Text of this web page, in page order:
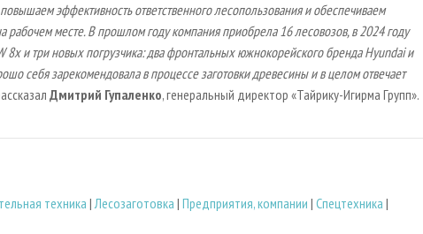
эффективность ответственного лесопользования и обеспечиваем
рабочем месте. В прошлом году компания приобрела 16 лесовозов, в 2024 году
8х и три новых погрузчика: два фронтальных южнокорейского бренда Hyundai и
себя зарекомендовала в процессе заготовки древесины и в целом отвечает
Дмитрий Гупаленко, генеральный директор «Тайрику-Игирма Групп».
техника | Лесозаготовка | Предприятия, компании | Спецтехника |